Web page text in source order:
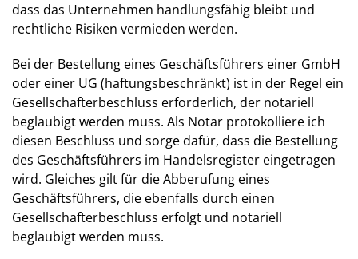
dass das Unternehmen handlungsfähig bleibt und
rechtliche Risiken vermieden werden.
Bei der Bestellung eines Geschäftsführers einer GmbH
oder einer UG (haftungsbeschränkt) ist in der Regel ein
Gesellschafterbeschluss erforderlich, der notariell
beglaubigt werden muss. Als Notar protokolliere ich
diesen Beschluss und sorge dafür, dass die Bestellung
des Geschäftsführers im Handelsregister eingetragen
wird. Gleiches gilt für die Abberufung eines
Geschäftsführers, die ebenfalls durch einen
Gesellschafterbeschluss erfolgt und notariell
beglaubigt werden muss.